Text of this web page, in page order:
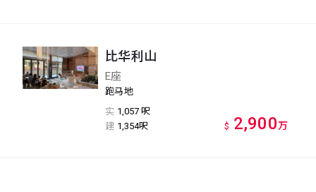
比华利山
E座
跑马地
实 1,057 呎
建 1,354呎 $ 2,900万